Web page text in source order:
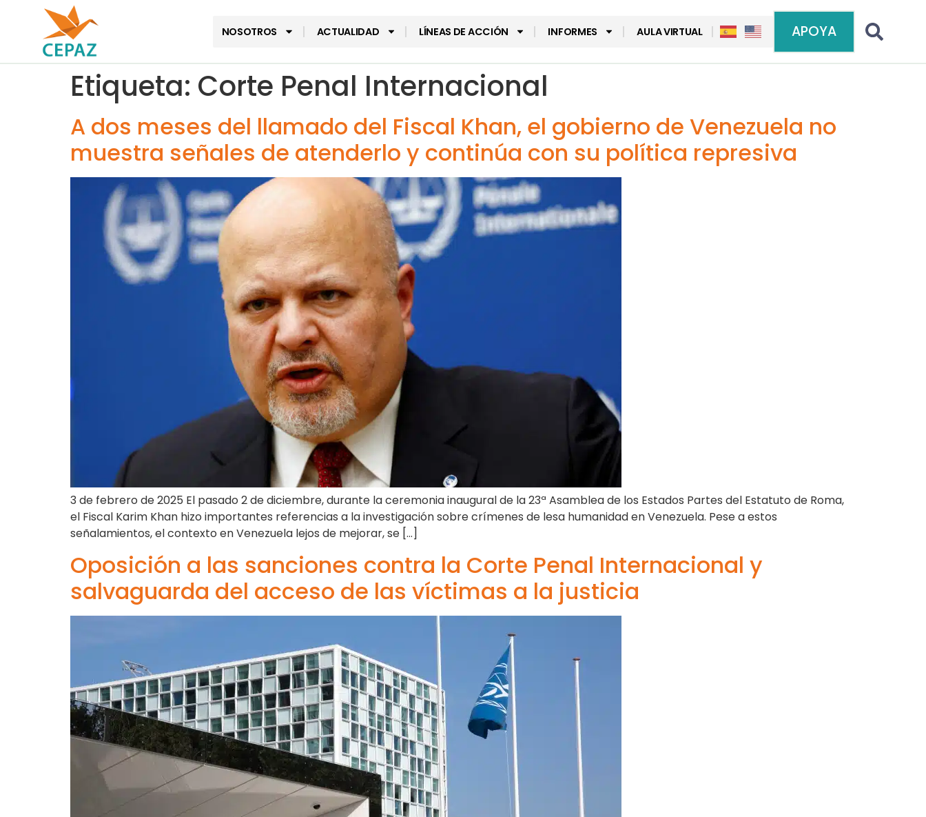
NOSOTROS ACTUALIDAD LÍNEAS DE ACCIÓN INFORMES AULA VIRTUAL APOYA
Etiqueta: Corte Penal Internacional
A dos meses del llamado del Fiscal Khan, el gobierno de Venezuela no
muestra señales de atenderlo y continúa con su política represiva
3 de febrero de 2025 El pasado 2 de diciembre, durante la ceremonia inaugural de la 23ª Asamblea de los Estados Partes del Estatuto de Roma,
el Fiscal Karim Khan hizo importantes referencias a la investigación sobre crímenes de lesa humanidad en Venezuela. Pese a estos
señalamientos, el contexto en Venezuela lejos de mejorar, se […]
Oposición a las sanciones contra la Corte Penal Internacional y
salvaguarda del acceso de las víctimas a la justicia